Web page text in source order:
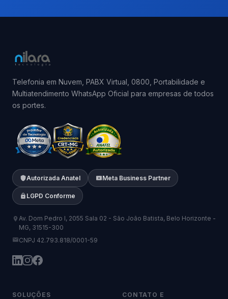
Telefonia em Nuvem, PABX Virtual, 0800, Portabilidade e
Multiatendimento WhatsApp Oficial para empresas de todos
os portes.
Autorizada Anatel Meta Business Partner
LGPD Conforme
Av. Dom Pedro I, 2055 Sala 02 - São João Batista, Belo Horizonte -
MG, 31515-300
CNPJ 42.793.818/0001-59
SOLUÇÕES
CONTATO E